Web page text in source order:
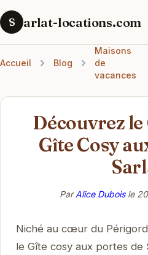
S arlat-locations.com
Accueil Blog
Maisons
de
vacances
Découvrez
Gîte Cosy
ParAlice Duboisle
Niché au cœur du
le Gîte cosy aux portes de